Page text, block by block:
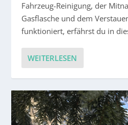
Fahrzeug-Reinigung, der
Gasflasche und dem
funktioniert, erfährst du in
WEITERLESEN